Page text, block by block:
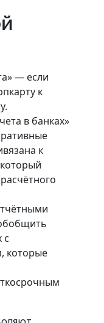
— если
к
в банках»
к
с
которые